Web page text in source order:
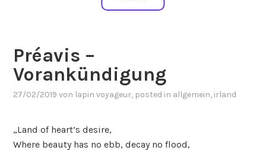
Préavis –
Vorankündigung
27/02/2019 von lapin voyageur, posted in allgemein, irland
„Land of heart’s desire,
Where beauty has no ebb, decay no flood,